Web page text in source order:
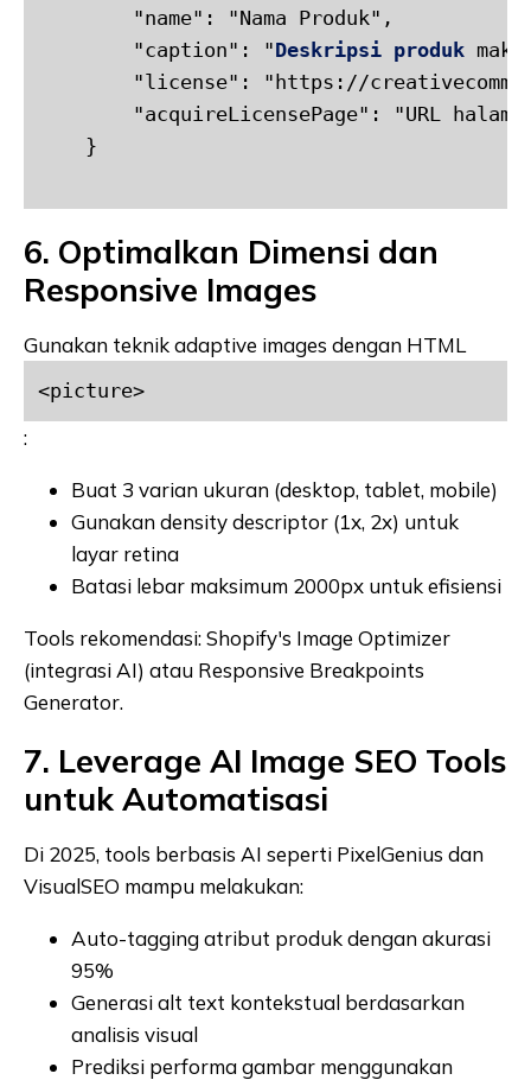
        "name": "Nama Produk",
        "caption": "
Deskripsi produk
"license": "https://
"acquireLicensePage": "URL
    }
6. Optimalkan Dimensi dan
Responsive Images
Gunakan teknik adaptive images dengan HTML
<picture>
:
Buat 3 varian ukuran (desktop, tablet, mobile)
Gunakan density descriptor (1x, 2x) untuk
layar retina
Batasi lebar maksimum 2000px untuk efisiensi
Tools rekomendasi: Shopify's Image Optimizer
(integrasi AI) atau Responsive Breakpoints
Generator.
7. Leverage AI Image SEO Tools
untuk Automatisasi
Di 2025, tools berbasis AI seperti PixelGenius dan
VisualSEO mampu melakukan:
Auto-tagging atribut produk dengan akurasi
95%
Generasi alt text kontekstual berdasarkan
analisis visual
Prediksi performa gambar menggunakan